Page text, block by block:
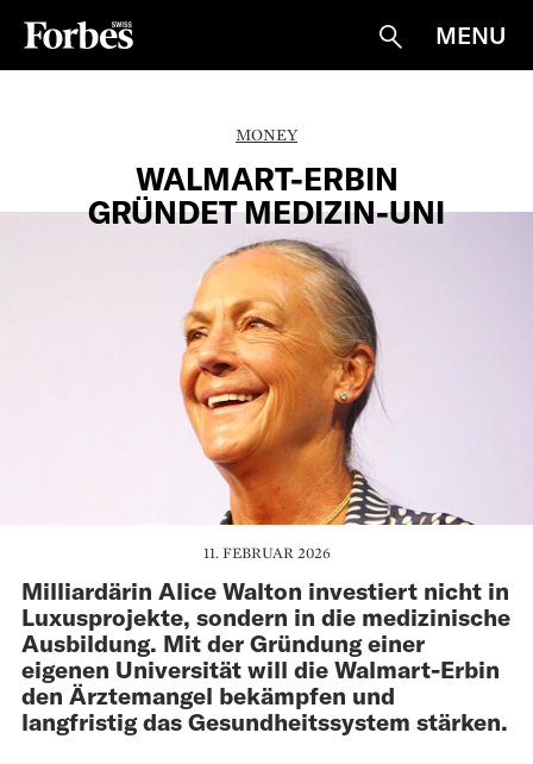
Suche
MENU
MONEY
WALMART-ERBIN
GRÜNDET MEDIZIN-UNI
11. FEBRUAR 2026
Milliardärin Alice Walton investiert nicht in
Luxusprojekte, sondern in die medizinische
Ausbildung. Mit der Gründung einer
eigenen Universität will die Walmart-Erbin
den Ärztemangel bekämpfen und
langfristig das Gesundheitssystem stärken.